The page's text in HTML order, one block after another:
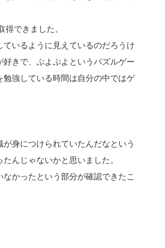
できました。
いるように見えているのだろうけ
きで、ぷよぷよというパズルゲー
強している時間は自分の中ではゲ
身につけられていたんだなという
んじゃないかと思いました。
かったという部分が確認できたこ